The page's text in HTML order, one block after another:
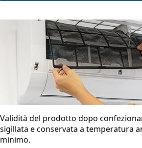
Validità del prodotto dopo
sigillata e conservata a temperatura
minimo.